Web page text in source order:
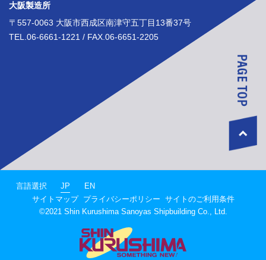
大阪製造所
〒557-0063 大阪市西成区南津守五丁目13番37号
TEL.06-6661-1221 / FAX.06-6651-2205
言語選択 JP
EN
サイトマップ
プライバシーポリシー サイトのご利用条件
©2021 Shin Kurushima Sanoyas Shipbuilding Co., Ltd.